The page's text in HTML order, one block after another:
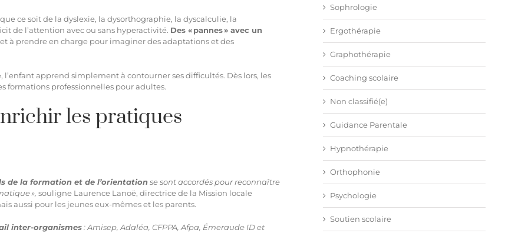
ce soit de la dyslexie, la dysorthographie, la dyscalculie, la
de l’attention avec ou sans hyperactivité. Des « pannes » avec un
à prendre en charge pour imaginer des adaptations et des
l’enfant apprend simplement à contourner ses difficultés. Dès lors, les
formations professionnelles pour adultes.
les pratiques
de la formation et de l’orientationse sont accordés pour reconnaître
», souligne Laurence Lanoë, directrice de la Mission locale
aussi pour les jeunes eux-mêmes et les parents.
inter-organismes: Amisep, Adaléa, CFPPA, Afpa, Émeraude ID et
Sophrologie
Ergothérapie
Graphothérapie
Coaching scolaire
Non classifié(e)
Guidance Parentale
Hypnothérapie
Orthophonie
Psychologie
Soutien scolaire